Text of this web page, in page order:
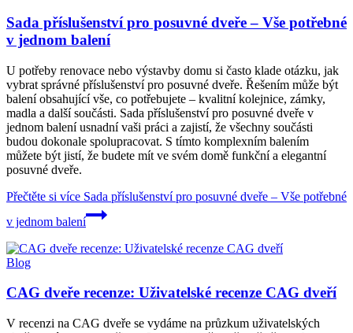
Sada příslušenství pro posuvné dveře – Vše potřebné
v jednom balení
U potřeby renovace nebo výstavby domu si často klade otázku, jak
vybrat správné příslušenství pro posuvné dveře. Řešením může být
balení obsahující vše, co potřebujete – kvalitní kolejnice, zámky,
madla a další součásti. Sada příslušenství pro posuvné dveře v
jednom balení usnadní vaši práci a zajistí, že všechny součásti
budou dokonale spolupracovat. S tímto komplexním balením
můžete být jistí, že budete mít ve svém domě funkční a elegantní
posuvné dveře.
Přečtěte si více Sada příslušenství pro posuvné dveře – Vše potřebné
v jednom balení
Blog
CAG dveře recenze: Uživatelské recenze CAG dveří
V recenzi na CAG dveře se vydáme na průzkum uživatelských